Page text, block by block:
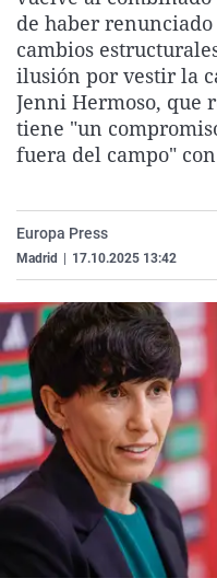
de haber
cambios
ilusión por vestir la
Jenni Hermoso, que
tiene "un
fuera del campo"
Europa Press
Madrid 17.10.2025 13:42